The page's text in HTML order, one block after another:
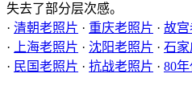
失去了部分层次感。
· 清朝老照片 · 重庆老照片 · 故宫
·
上海老照片 · 沈阳老照片 · 石家
· 民国老照片 · 抗战老照片 · 80